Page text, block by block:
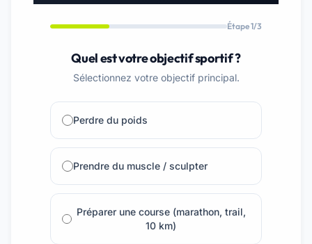
Étape 1/3
Quel est votre objectif sportif ?
Sélectionnez votre objectif principal.
Perdre du poids
Prendre du muscle / sculpter
Préparer une course (marathon, trail,
10 km)